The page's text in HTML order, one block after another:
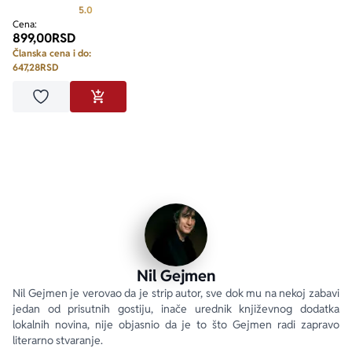
5.0
Cena:
899,00RSD
Članska cena i do:
647,28RSD
Dodaj u omiljeneDODAJ U KORPU
Nil Gejmen
Nil Gejmen je verovao da je strip autor, sve dok mu na nekoj zabavi
jedan od prisutnih gostiju, inače urednik književnog dodatka
lokalnih novina, nije objasnio da je to što Gejmen radi zapravo
literarno stvaranje.